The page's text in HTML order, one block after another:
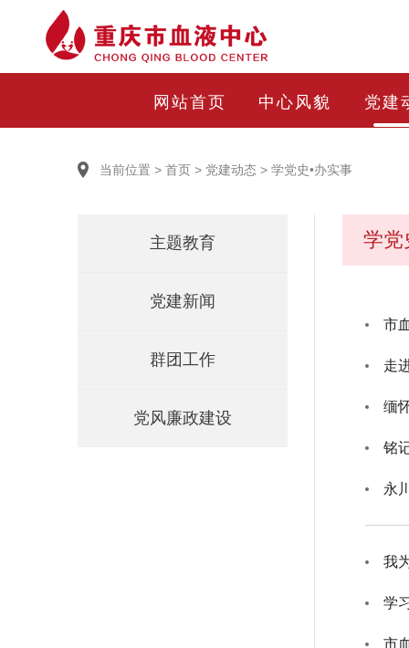
网站首页 中心风貌 党建
当前位置 > 首页 > 党建动态 > 学党史•办实事
主题教育
党建新闻
群团工作
党风廉政建设
学党
缅
铭
我
学
市